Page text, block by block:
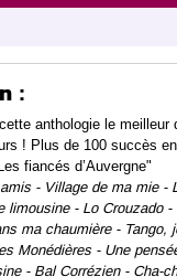
:
anthologie le meilleur
! Plus de 100 succès
fiancés d’Auvergne"
- Village de ma mie -
limousine - Lo Crouzado -
ma chaumière - Tango,
Monédières - Une
- Bal Corrézien - Cha-